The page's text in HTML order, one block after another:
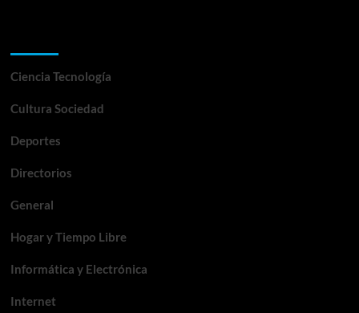
Ciencia Tecnología
Cultura Sociedad
Deportes
Directorios
General
Hogar y Tiempo Libre
Informática y Electrónica
Internet